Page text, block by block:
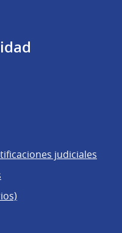
judiciales